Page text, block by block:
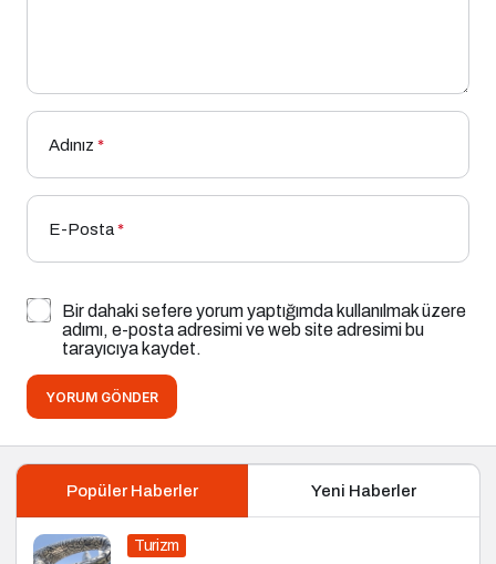
Adınız *
E-Posta*
Bir dahaki sefere yorum yaptığımda kullanılmak üzere
adımı, e-posta adresimi ve web site adresimi bu
tarayıcıya kaydet.
YORUM GÖNDER
Popüler Haberler Yeni Haberler
Turizm